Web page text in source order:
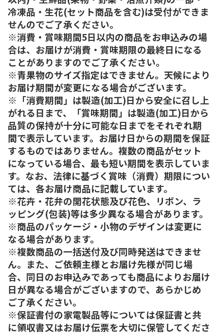
冷凍品・生花(セット商品を含む)は受付ができま
せんのでご了承ください。
※消費・賞味期間5日以内の商品をお申込みの場
合は、お届けが消費・賞味期限の最終日になる
ことがありますのでご了承ください。
※青果物のサイズ指定はできません。天候により
お届け期間が変更になる場合がございます。
※「消費期間」は製造(加工)日から安全に召し上
がれる日まで、「賞味期間」は製造(加工)日から
品質の保持が十分に可能な日までをそれぞれ期
間で表示しています。お届け日からの期間を保証
するものではありません。複数の商品がセット
になっている場合、最も短い期間を表示していま
す。なお、法律に基づく賞味（消費）期限につい
ては、各お届け商品に記載しています。
※花卉・花弁の開花状態及び花色、リボン、ラ
ッピング(包装)等は多少異なる場合があります。
※商品のパッケージ・小物のデザインは変更に
なる場合があります。
※複数商品の一括送付及び同時発送はできませ
ん。また、ご依頼主様とお届け先様が同じ場
合、同日のお申込みであっても商品によりお届け
日が異なる場合がございますので、あらかじめ
ご了承ください。
※保証書付の家電製品等については保証書と共
に領収書又はお届け伝票を大切に保管してくださ